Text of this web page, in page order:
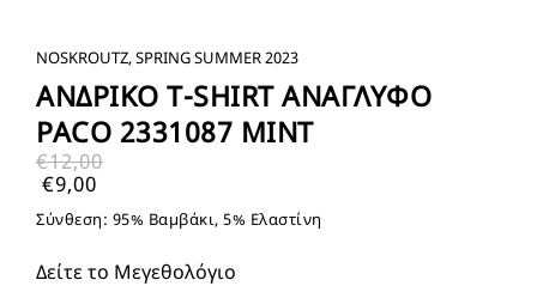
NOSKROUTZ, SPRING SUMMER 2023
ΑΝΔΡΙΚΟ T-SHIRT ΑΝΑΓΛΥΦΟ
PACO 2331087 MINT
€12,00
€9,00
Σύνθεση: 95% Βαμβάκι, 5% Ελαστίνη
Δείτε το Μεγεθολόγιο